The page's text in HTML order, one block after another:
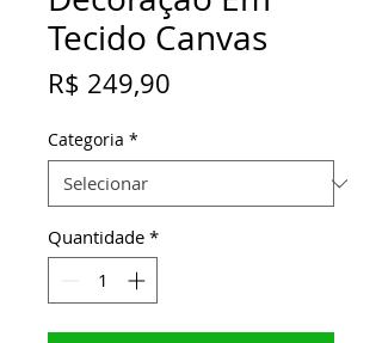
Tecido Canvas
R$ 249,90
Categoria *
Quantidade *